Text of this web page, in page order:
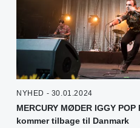
NYHED - 30.01.2024
MERCURY MØDER IGGY
kommer tilbage til Danmark